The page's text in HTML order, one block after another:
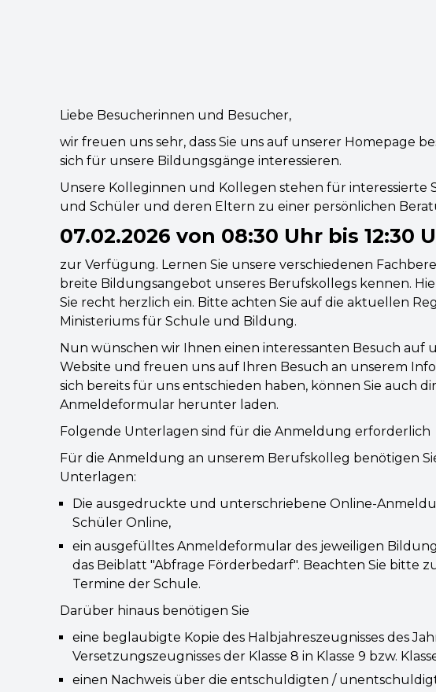
Liebe Besucherinnen und Besucher,
wir freuen uns sehr, dass Sie uns auf unserer Homepage
sich für unsere Bildungsgänge interessieren.
Unsere Kolleginnen und Kollegen stehen für interessierte
und Schüler und deren Eltern zu einer persönlichen
07.02.2026 von 08:30 Uhr bis 12:30
zur Verfügung. Lernen Sie unsere verschiedenen
breite Bildungsangebot unseres Berufskollegs kennen.
Sie recht herzlich ein. Bitte achten Sie auf die aktuellen
Ministeriums für Schule und Bildung.
Nun wünschen wir Ihnen einen interessanten Besuch auf
Website und freuen uns auf Ihren Besuch an unserem
sich bereits für uns entschieden haben, können Sie auch
Anmeldeformular herunter laden.
Folgende Unterlagen sind für die Anmeldung erforderlich
Für die Anmeldung an unserem Berufskolleg benötigen
Unterlagen:
Die ausgedruckte und unterschriebene Online-
Schüler Online,
ein ausgefülltes Anmeldeformular des jeweiligen
das Beiblatt "Abfrage Förderbedarf". Beachten Sie bitte
Termine der Schule.
Darüber hinaus benötigen Sie
eine beglaubigte Kopie des Halbjahreszeugnisses des
Versetzungszeugnisses der Klasse 8 in Klasse 9 bzw.
einen Nachweis über die entschuldigten /